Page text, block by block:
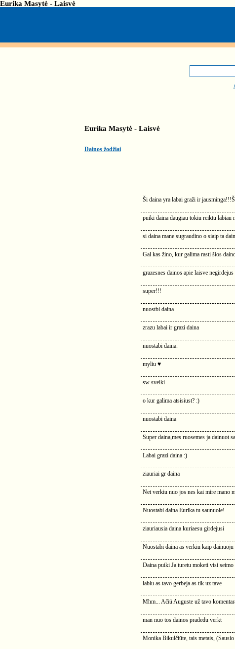
Eurika Masytė - Laisvė
Eurika Masytė - Laisvė
Dainos žodžiai
Ši daina yra labai graži ir
puiki daina daugiau tokiu reiktu labiau
si daina mane sugraudino o siaip ta
Gal kas žino, kur galima rasti šios
grazesnes dainos apie laisve negirdejus
super!!!
nuostbi daina
zrazu labai ir grazi daina
nuostabi daina.
myliu ♥
sw sveiki
o kur galima atsisiust? :)
nuostabi daina
Super daina,mes ruosemes ja dainuot
Labai grazi daina :)
ziauriai gr daina
Net verkiu nuo jos nes kai mire mano
Nuostabi daina Eurika tu saunuole!
ziauriausia daina kuriaesu girdejusi
Nuostabi daina as verkiu kaip dainuoju
Daina puiki Ja turetu moketi visi
labiu as tavo gerbeja as tik uz tave
Mhm... Ačiū Auguste už tavo
man nuo tos dainos pradedu verkt
Monika Bikulčiūte, tais metais,